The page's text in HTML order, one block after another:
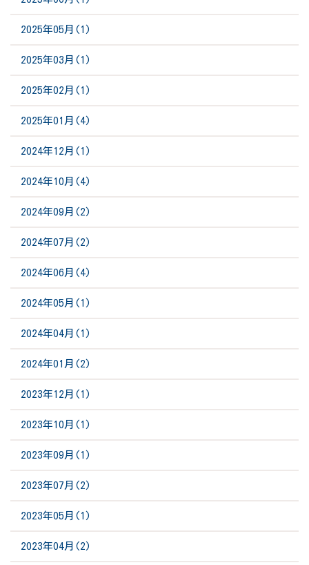
2025年05月(1)
2025年03月(1)
2025年02月(1)
2025年01月(4)
2024年12月(1)
2024年10月(4)
2024年09月(2)
2024年07月(2)
2024年06月(4)
2024年05月(1)
2024年04月(1)
2024年01月(2)
2023年12月(1)
2023年10月(1)
2023年09月(1)
2023年07月(2)
2023年05月(1)
2023年04月(2)